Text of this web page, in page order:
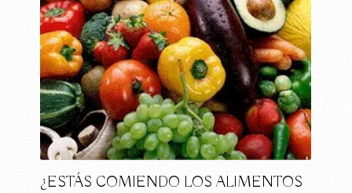
¿ESTÁS COMIENDO LOS ALIMENTOS